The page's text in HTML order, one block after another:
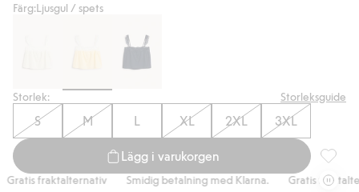
Färg:Ljusgul / spets
Storlek: Storleksguide
S M L XL 2XL 3XL
Lägg i varukorgen
Linne
fraktalternativ Smidig betalning med Klarna.
Gratis